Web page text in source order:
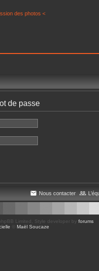
des photos <
de passe
Nous contacter
Limited , Style developer by forums
Maël Soucaze